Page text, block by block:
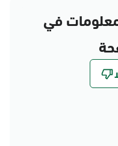
في